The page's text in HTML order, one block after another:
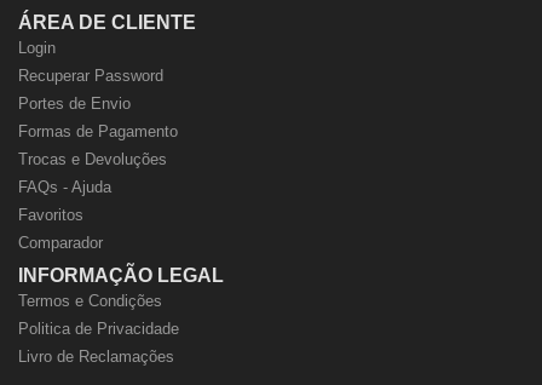
ÁREA DE CLIENTE
Login
Recuperar Password
Portes de Envio
Formas de Pagamento
Trocas e Devoluções
FAQs - Ajuda
Favoritos
Comparador
INFORMAÇÃO LEGAL
Termos e Condições
Politica de Privacidade
Livro de Reclamações